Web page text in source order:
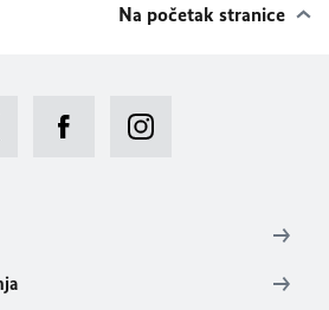
Na početak stranice